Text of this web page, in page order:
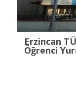
Erzincan
Öğrenci